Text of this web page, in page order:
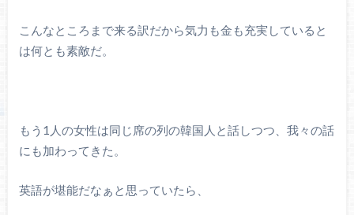
こんなところまで来る訳だから気力も金も充実していると
は何とも素敵だ。
もう1人の女性は同じ席の列の韓国人と話しつつ、我々の話
にも加わってきた。
英語が堪能だなぁと思っていたら、